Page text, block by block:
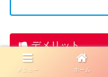
デメリット
一部のディン
メニュー ホーム